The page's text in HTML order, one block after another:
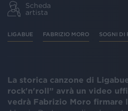
Scheda
artista
LIGABUE FABRIZIO MORO SOGNI DI
La storica canzone di
rock'n'roll” avrà un video
vedrà Fabrizio Moro firmare